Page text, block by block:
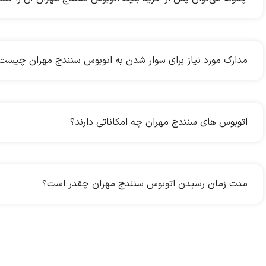
مدارک مورد نیاز برای سوار شدن به اتوبوس سنندج مهران
اتوبوس های سنندج مهران چه امکاناتی دارند؟
مدت زمان رسیدن اتوبوس سنندج مهران چقدر است؟